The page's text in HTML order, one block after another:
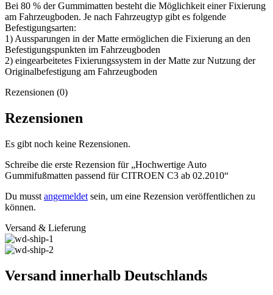
Bei 80 % der Gummimatten besteht die Möglichkeit einer Fixierung
am Fahrzeugboden. Je nach Fahrzeugtyp gibt es folgende
Befestigungsarten:
1) Aussparungen in der Matte ermöglichen die Fixierung an den
Befestigungspunkten im Fahrzeugboden
2) eingearbeitetes Fixierungssystem in der Matte zur Nutzung der
Originalbefestigung am Fahrzeugboden
Rezensionen (0)
Rezensionen
Es gibt noch keine Rezensionen.
Schreibe die erste Rezension für „Hochwertige Auto
Gummifußmatten passend für CITROEN C3 ab 02.2010“
Du musst angemeldet sein, um eine Rezension veröffentlichen zu
können.
Versand & Lieferung
Versand innerhalb Deutschlands